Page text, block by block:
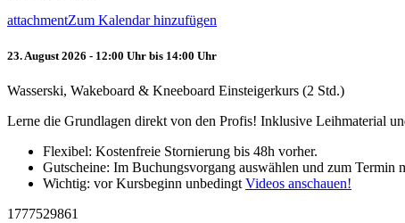
attachmentZum Kalendar hinzufügen
23. August 2026 - 12:00 Uhr bis 14:00 Uhr
Wasserski, Wakeboard & Kneeboard Einsteigerkurs (2 Std.)
Lerne die Grundlagen direkt von den Profis! Inklusive Leihmaterial
Flexibel: Kostenfreie Stornierung bis 48h vorher.
Gutscheine: Im Buchungsvorgang auswählen und zum Termin
Wichtig: vor Kursbeginn unbedingt Videos anschauen!
1777529861